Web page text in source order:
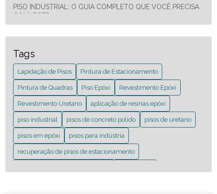
PISO INDUSTRIAL: O GUIA COMPLETO QUE VOCÊ PRECISA
CONHECER
PISOS DE CONCRETO POLIDO: O GUIA DEFINITIVO PARA
PISOS DE URETANO: DESCUBRA VANTAGENS E
APLICAÇÕES ESSENCIAIS
PISOS EM EPÓXI: GUIA COMPLETO PARA AMBIENTES
MODERNOS
PISOS PARA INDÚSTRIA: GUIA COMPLETO PARA ESCOLHER
O IDEAL
Tags
Lapidação de Pisos Pintura de Estacionamento
Pintura de Quadras Piso Epóxi Revestimento Epóxi
Revestimento Uretano aplicação de resinas epóxi
piso industrial pisos de concreto polido pisos de uretano
pisos em epóxi pisos para indústria
recuperação de pisos de estacionamento